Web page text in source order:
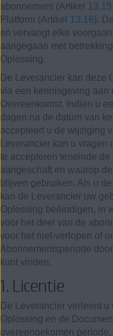
abonnement (Artikel
13.15
Platform (Artikel
13.16).
en vervangt elke
aangegaan met
Oplossing.
De Leverancier kan deze
via een kennisgeving aan
Overeenkomst. Indien u
dagen na de datum van
accepteert u de wijziging
Leverancier kan u
te accepteren teneinde
aangeschaft en waarop
blijven gebruiken. Als u
kan de Leverancier uw
Oplossing beëindigen, in
voor het deel van de
voor het niet-verlopen of
Abonnementsperiode
kunt vinden.
1. Licentie
De Leverancier verleent
Oplossing en de
overeengekomen